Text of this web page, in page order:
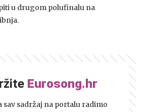
u drugom polufinalu na
Eurosong.hr
sav sadržaj na portalu radimo